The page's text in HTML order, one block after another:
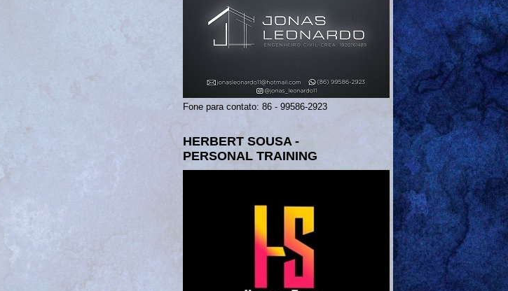
Fone para contato: 86 - 99586-2923
HERBERT SOUSA -
PERSONAL TRAINING